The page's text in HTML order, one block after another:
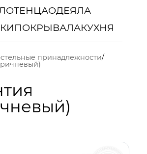
ОДЕЯЛА
ПОКРЫВАЛАКУХНЯ
принадлежности